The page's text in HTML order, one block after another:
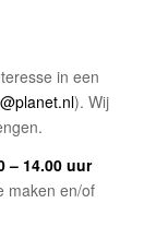
in een
). Wij
– 14.00 uur
maken en/of